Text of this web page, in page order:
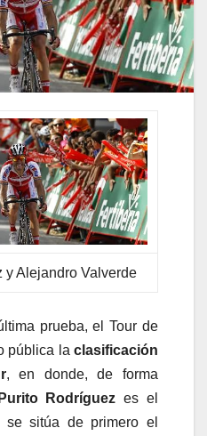
y Alejandro Valverde
prueba, el Tour de
pública la clasificación
, en donde, de forma
Rodríguez es el
se sitúa de primero el